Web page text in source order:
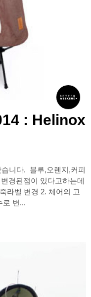
: Helinox
니다. 블루,오렌지,커피
경된점이 있다고하는데
로 변...